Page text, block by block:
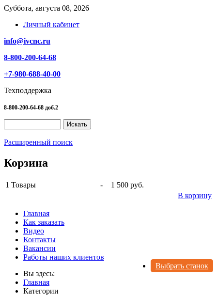
Суббота, августа 08, 2026
Личный кабинет
info@ivcnc.ru
8-800-200-64-68
+7-980-688-40-00
Техподдержка
8-800-200-64-68 доб.2
Расширенный поиск
Корзина
1 Товары -
1 500 руб.
В корзину
Главная
Как заказать
Видео
Контакты
Вакансии
Работы наших клиентов
Выбрать станок
Вы здесь:
Главная
Категории